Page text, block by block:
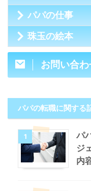
パパの仕事
珠玉の絵本
お問い合
パパの転職に関する
1
パ
ジ
内